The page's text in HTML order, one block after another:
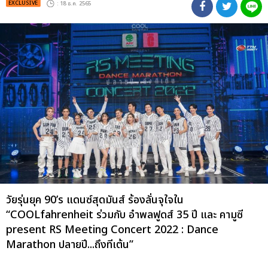
EXCLUSIVE : 18 ธ.ค. 2565
วัยรุ่นยุค 90’s แดนซ์สุดมันส์ ร้องลั่นจุใจใน
“COOLfahrenheit ร่วมกับ อำพลฟูดส์ 35 ปี และ คามูซี
present RS Meeting Concert 2022 : Dance
Marathon ปลายปี...ถึงทีเต้น”